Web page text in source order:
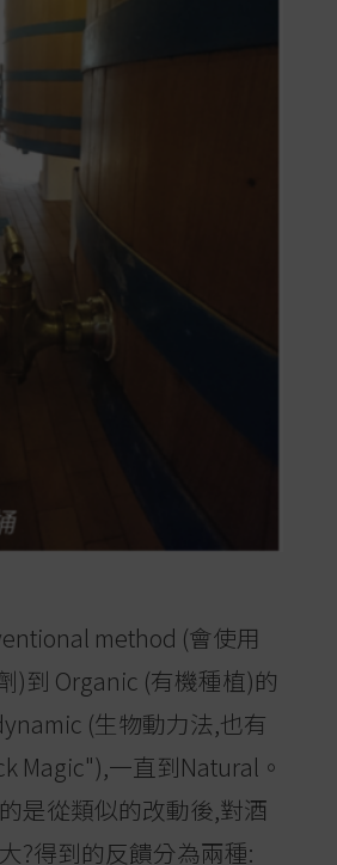
method (會使用
)到 Organic (有機種植)的
(生物動力法,也有
Magic"),一直到Natural。
是從類似的改動後,對酒
?得到的反饋分為兩種: